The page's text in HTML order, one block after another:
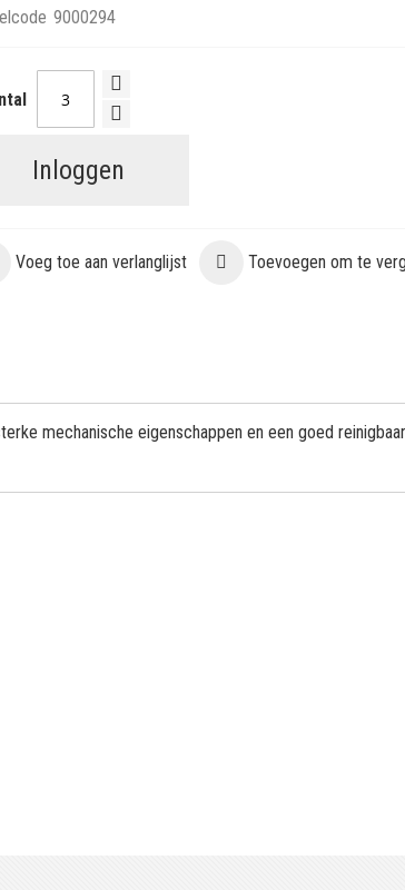
9000294
Inloggen
Voeg toe aan verlanglijst Toevoegen om te
mechanische eigenschappen en een goed reinigbaar